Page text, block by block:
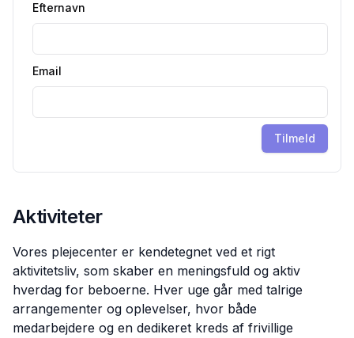
Efternavn
Email
Tilmeld
Aktiviteter
Vores plejecenter er kendetegnet ved et rigt
aktivitetsliv, som skaber en meningsfuld og aktiv
hverdag for beboerne. Hver uge går med talrige
arrangementer og oplevelser, hvor både
medarbejdere og en dedikeret kreds af frivillige